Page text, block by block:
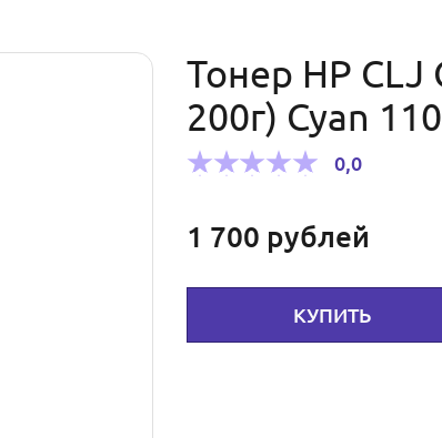
Тонер HP CLJ
200г) Cyan
0,0
1 700 рублей
КУПИТЬ